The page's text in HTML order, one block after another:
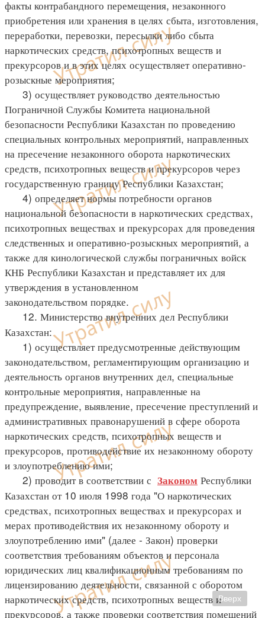
факты контрабандного перемещения, незаконного
приобретения или хранения в целях сбыта, изготовления,
переработки, перевозки, пересылки либо сбыта
наркотических средств, психотропных веществ и
прекурсоров и в этих целях осуществляет оперативно-
розыскные мероприятия;
3) осуществляет руководство деятельностью
Пограничной Службы Комитета национальной
безопасности Республики Казахстан по проведению
специальных контрольных мероприятий, направленных
на пресечение незаконного оборота наркотических
средств, психотропных веществ и прекурсоров через
государственную границу Республики Казахстан;
4) определяет нормы потребности органов
национальной безопасности в наркотических средствах,
психотропных веществах и прекурсорах для проведения
следственных и оперативно-розыскных мероприятий, а
также для кинологической службы пограничных войск
КНБ Республики Казахстан и представляет их для
утверждения в установленном
законодательством порядке.
12. Министерство внутренних дел Республики
Казахстан:
1) осуществляет предусмотренные действующим
законодательством, регламентирующим организацию и
деятельность органов внутренних дел, специальные
контрольные мероприятия, направленные на
предупреждение, выявление, пресечение преступлений и
административных правонарушений в сфере оборота
наркотических средств, психотропных веществ и
прекурсоров, противодействие их незаконному обороту
и злоупотреблению ими;
2) проводит в соответствии с Законом Республики
Казахстан от 10 июля 1998 года "О наркотических
средствах, психотропных веществах и прекурсорах и
мерах противодействия их незаконному обороту и
злоупотреблению ими" (далее - Закон) проверки
соответствия требованиям объектов и персонала
юридических лиц квалификационным требованиям по
лицензированию деятельности, связанной с оборотом
наркотических средств, психотропных веществ и
прекурсоров, а также проверки соответствия помещений
Вверх